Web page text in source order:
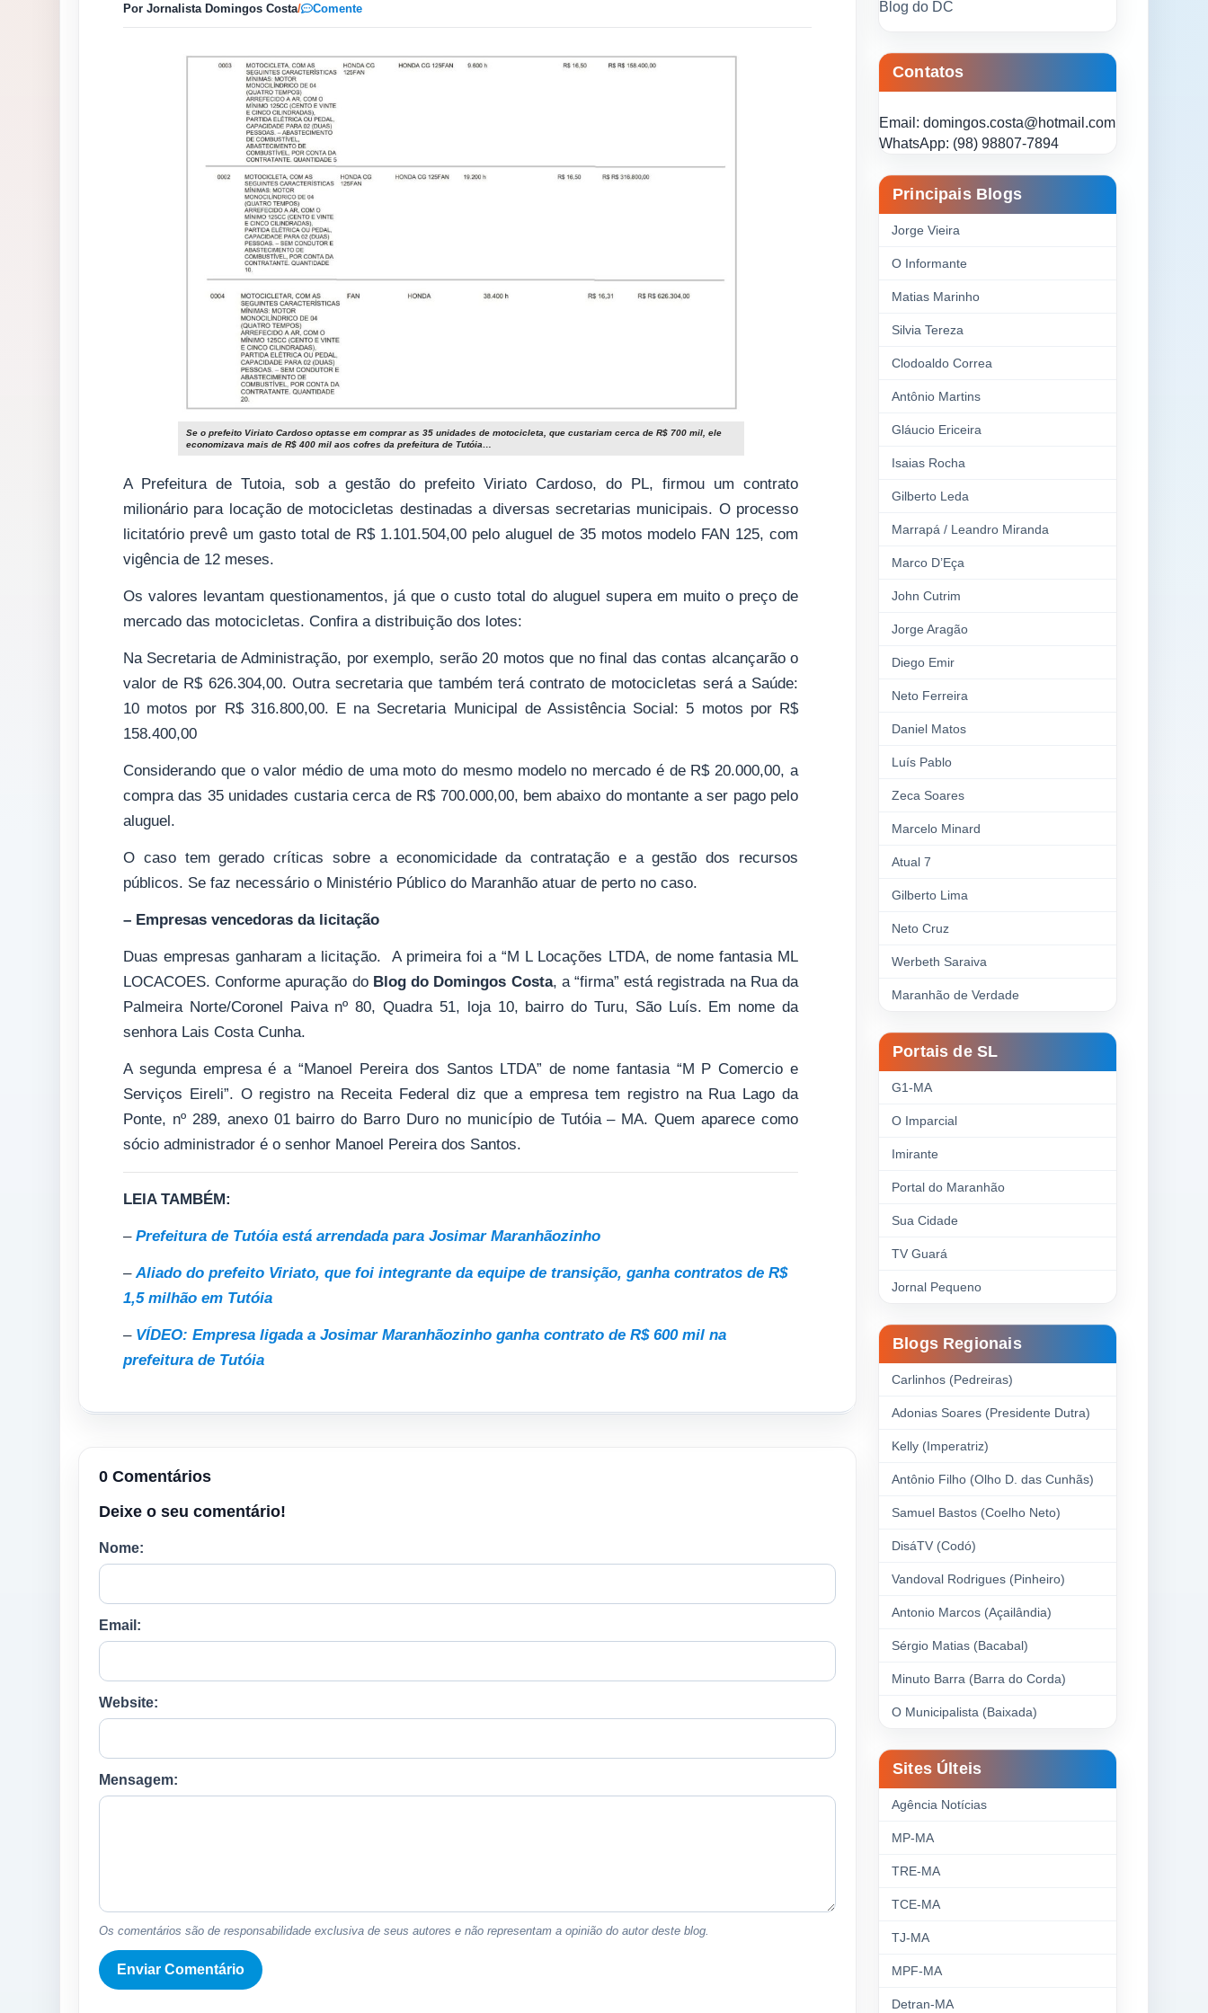
Por Jornalista Domingos Costa/ Comente
Se o prefeito Viriato Cardoso optasse em comprar as 35 unidades de motocicleta, que custariam cerca de R$ 700 mil, ele
economizava mais de R$ 400 mil aos cofres da prefeitura de Tutóia…
A Prefeitura de Tutoia, sob a gestão do prefeito Viriato Cardoso, do PL, firmou um contrato
milionário para locação de motocicletas destinadas a diversas secretarias municipais. O processo
licitatório prevê um gasto total de R$ 1.101.504,00 pelo aluguel de 35 motos modelo FAN 125, com
vigência de 12 meses.
Os valores levantam questionamentos, já que o custo total do aluguel supera em muito o preço de
mercado das motocicletas. Confira a distribuição dos lotes:
Na Secretaria de Administração, por exemplo, serão 20 motos que no final das contas alcançarão o
valor de R$ 626.304,00. Outra secretaria que também terá contrato de motocicletas será a Saúde:
10 motos por R$ 316.800,00. E na Secretaria Municipal de Assistência Social: 5 motos por R$
158.400,00
Considerando que o valor médio de uma moto do mesmo modelo no mercado é de R$ 20.000,00, a
compra das 35 unidades custaria cerca de R$ 700.000,00, bem abaixo do montante a ser pago pelo
aluguel.
O caso tem gerado críticas sobre a economicidade da contratação e a gestão dos recursos
públicos. Se faz necessário o Ministério Público do Maranhão atuar de perto no caso.
– Empresas vencedoras da licitação
Duas empresas ganharam a licitação. A primeira foi a “M L Locações LTDA, de nome fantasia ML
LOCACOES. Conforme apuração do Blog do Domingos Costa, a “firma” está registrada na Rua da
Palmeira Norte/Coronel Paiva nº 80, Quadra 51, loja 10, bairro do Turu, São Luís. Em nome da
senhora Lais Costa Cunha.
A segunda empresa é a “Manoel Pereira dos Santos LTDA” de nome fantasia “M P Comercio e
Serviços Eireli”. O registro na Receita Federal diz que a empresa tem registro na Rua Lago da
Ponte, nº 289, anexo 01 bairro do Barro Duro no município de Tutóia – MA. Quem aparece como
sócio administrador é o senhor Manoel Pereira dos Santos.
LEIA TAMBÉM:
– Prefeitura de Tutóia está arrendada para Josimar Maranhãozinho
– Aliado do prefeito Viriato, que foi integrante da equipe de transição, ganha contratos de R$
1,5 milhão em Tutóia
– VÍDEO: Empresa ligada a Josimar Maranhãozinho ganha contrato de R$ 600 mil na
prefeitura de Tutóia
0 Comentários
Deixe o seu comentário!
Nome:
Email:
Website:
Mensagem:
Os comentários são de responsabilidade exclusiva de seus autores e não representam a opinião do autor deste blog.
Blog do DC
Contatos
Email: domingos.costa@hotmail.com
WhatsApp: (98) 98807-7894
Principais Blogs
Jorge Vieira
O Informante
Matias Marinho
Silvia Tereza
Clodoaldo Correa
Antônio Martins
Gláucio Ericeira
Isaias Rocha
Gilberto Leda
Marrapá / Leandro Miranda
Marco D’Eça
John Cutrim
Jorge Aragão
Diego Emir
Neto Ferreira
Daniel Matos
Luís Pablo
Zeca Soares
Marcelo Minard
Atual 7
Gilberto Lima
Neto Cruz
Werbeth Saraiva
Maranhão de Verdade
Portais de SL
G1-MA
O Imparcial
Imirante
Portal do Maranhão
Sua Cidade
TV Guará
Jornal Pequeno
Blogs Regionais
Carlinhos (Pedreiras)
Adonias Soares (Presidente Dutra)
Kelly (Imperatriz)
Antônio Filho (Olho D. das Cunhãs)
Samuel Bastos (Coelho Neto)
DisáTV (Codó)
Vandoval Rodrigues (Pinheiro)
Antonio Marcos (Açailândia)
Sérgio Matias (Bacabal)
Minuto Barra (Barra do Corda)
O Municipalista (Baixada)
Sites Últeis
Agência Notícias
MP-MA
TRE-MA
TCE-MA
TJ-MA
MPF-MA
Detran-MA